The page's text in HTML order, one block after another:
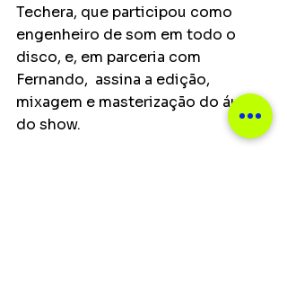
Techera, que participou como
engenheiro de som em todo o
disco, e, em parceria com
Fernando,  assina a edição,
mixagem e masterização do áudio
do show.